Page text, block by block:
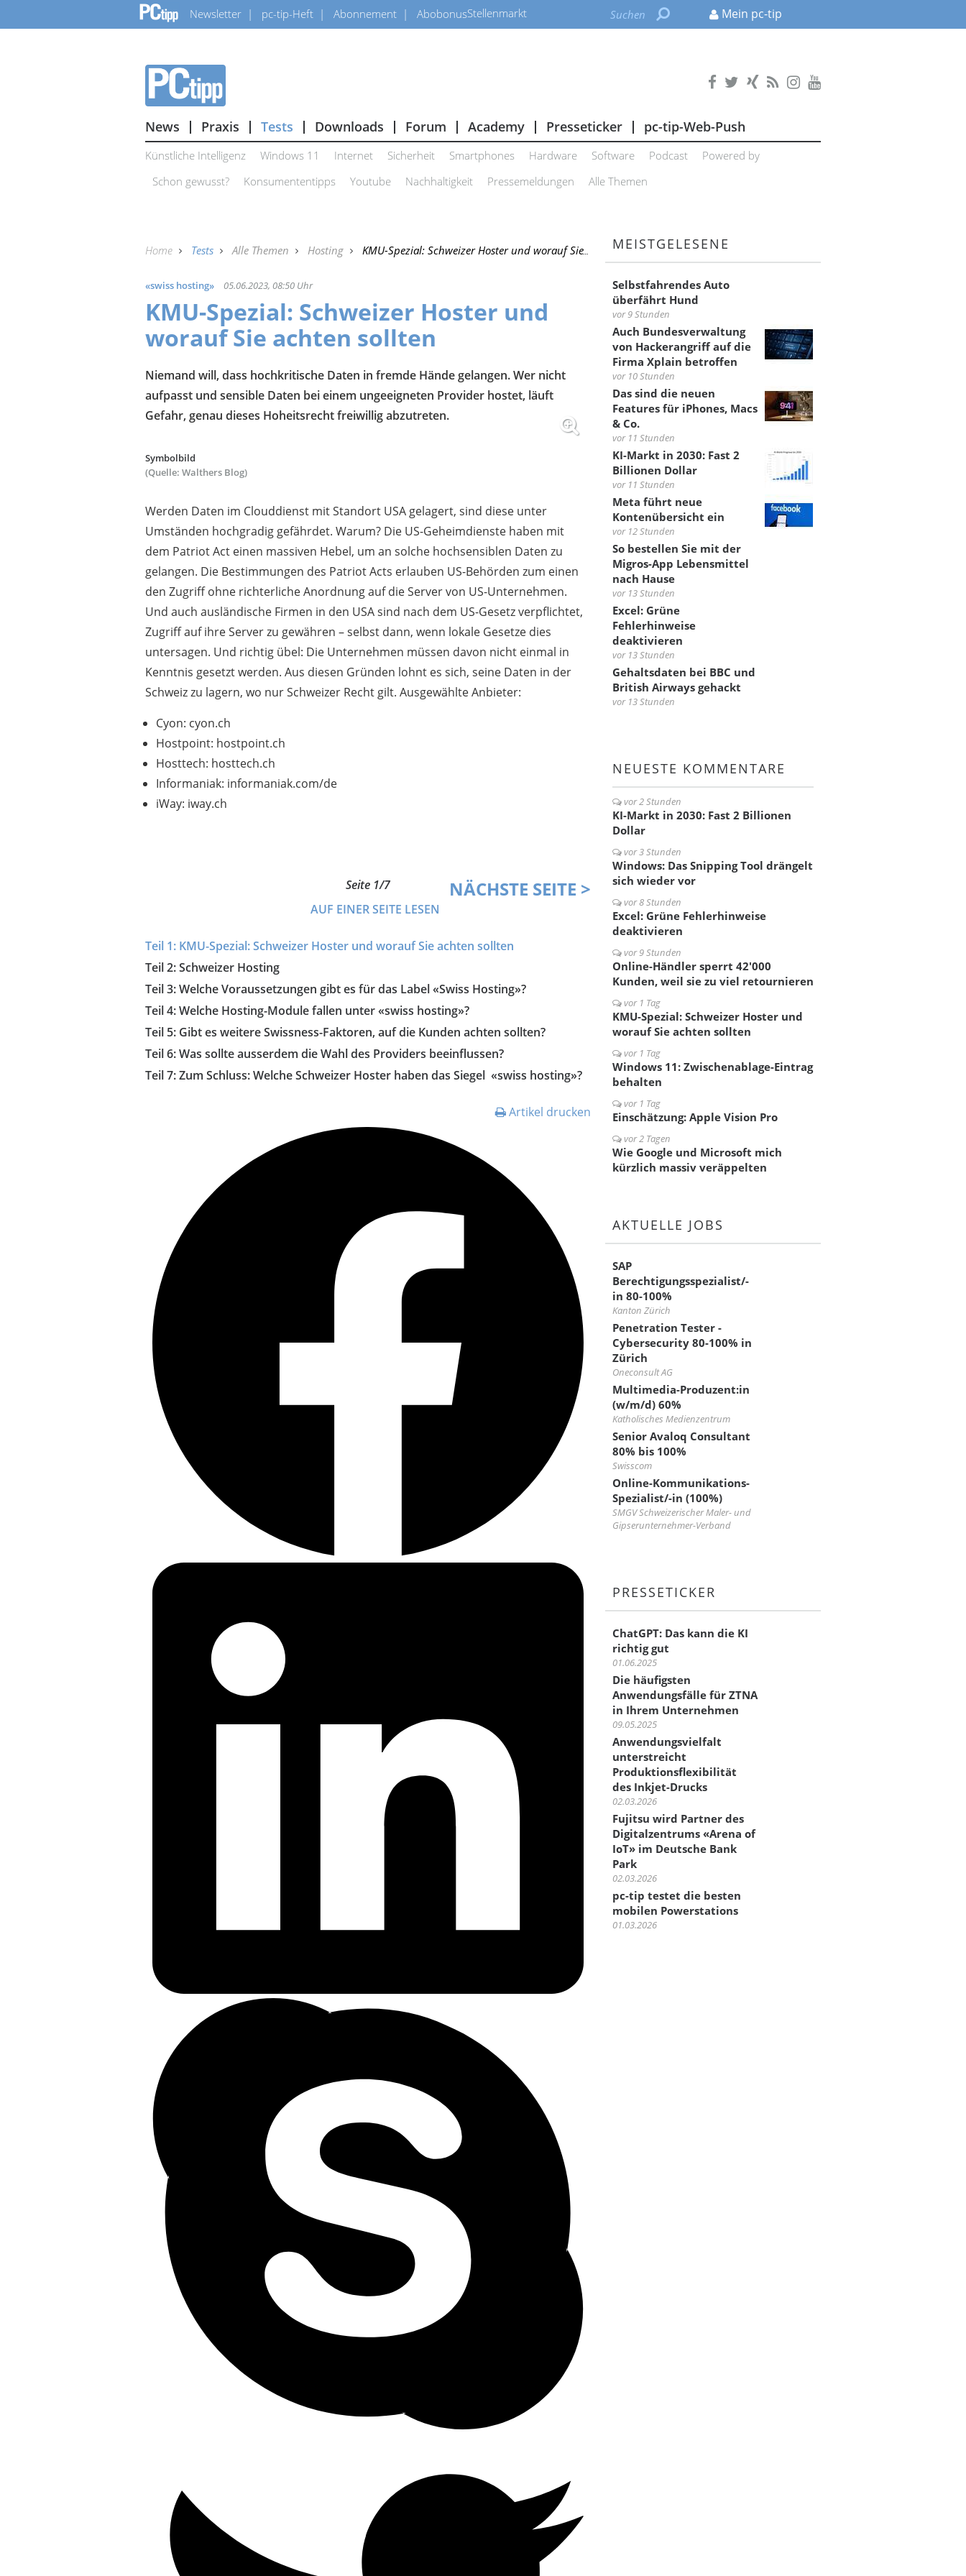
Newsletter pc-tip-Heft Abonnement AbobonusStellenmarkt Mein pc-tip
News Praxis Tests Downloads Forum Academy Presseticker pc-tip-Web-Push
Künstliche Intelligenz Windows 11 Internet Sicherheit Smartphones Hardware Software Podcast
Powered by
Schon gewusst?
Konsumententipps Youtube Nachhaltigkeit Pressemeldungen Alle Themen
Home Tests Alle Themen Hosting KMU-Spezial: Schweizer Hoster und worauf Sie achten sollten
«swiss hosting» 05.06.2023, 08:50 Uhr
KMU-Spezial: Schweizer Hoster und
worauf Sie achten sollten
Niemand will, dass hochkritische Daten in fremde Hände gelangen. Wer nicht
aufpasst und sensible Daten bei einem ungeeigneten Provider hostet, läuft
Gefahr, genau dieses Hoheitsrecht freiwillig abzutreten.
Symbolbild
(Quelle: Walthers Blog)
Werden Daten im Clouddienst mit Standort USA gelagert, sind diese unter
Umständen hochgradig gefährdet. Warum? Die US-Geheimdienste haben mit
dem Patriot Act einen massiven Hebel, um an solche hochsensiblen Daten zu
gelangen. Die Bestimmungen des Patriot Acts erlauben US-Behörden zum einen
den Zugriff ohne richterliche Anordnung auf die Server von US-Unternehmen.
Und auch ausländische Firmen in den USA sind nach dem US-Gesetz verpflichtet,
Zugriff auf ihre Server zu gewähren – selbst dann, wenn lokale Gesetze dies
untersagen. Und richtig übel: Die Unternehmen müssen davon nicht einmal in
Kenntnis gesetzt werden. Aus diesen Gründen lohnt es sich, seine Daten in der
Schweiz zu lagern, wo nur Schweizer Recht gilt. Ausgewählte Anbieter:
Cyon: cyon.ch
Hostpoint: hostpoint.ch
Hosttech: hosttech.ch
Informaniak: informaniak.com/de
iWay: iway.ch
Seite 1/7 NÄCHSTE SEITE >
AUF EINER SEITE LESEN
KMU-Spezial: Schweizer Hoster und worauf Sie achten sollten
Schweizer Hosting
Welche Voraussetzungen gibt es für das Label «Swiss Hosting»?
Welche Hosting-Module fallen unter «swiss hosting»?
Gibt es weitere Swissness-Faktoren, auf die Kunden achten sollten?
Was sollte ausserdem die Wahl des Providers beeinflussen?
Zum Schluss: Welche Schweizer Hoster haben das Siegel «swiss hosting»?
Artikel drucken
MEISTGELESENE
Selbstfahrendes Auto
überfährt Hund
vor 9 Stunden
Auch Bundesverwaltung
von Hackerangriff auf die
Firma Xplain betroffen
vor 10 Stunden
Das sind die neuen
Features für iPhones, Macs
& Co.
vor 11 Stunden
KI-Markt in 2030: Fast 2
Billionen Dollar
vor 11 Stunden
Meta führt neue
Kontenübersicht ein
vor 12 Stunden
So bestellen Sie mit der
Migros-App Lebensmittel
nach Hause
vor 13 Stunden
Excel: Grüne
Fehlerhinweise
deaktivieren
vor 13 Stunden
Gehaltsdaten bei BBC und
British Airways gehackt
vor 13 Stunden
NEUESTE KOMMENTARE
vor 2 Stunden
KI-Markt in 2030: Fast 2 Billionen
Dollar
vor 3 Stunden
Windows: Das Snipping Tool drängelt
sich wieder vor
vor 8 Stunden
Excel: Grüne Fehlerhinweise
deaktivieren
vor 9 Stunden
Online-Händler sperrt 42'000
Kunden, weil sie zu viel retournieren
vor 1 Tag
KMU-Spezial: Schweizer Hoster und
worauf Sie achten sollten
vor 1 Tag
Windows 11: Zwischenablage-Eintrag
behalten
vor 1 Tag
Einschätzung: Apple Vision Pro
vor 2 Tagen
Wie Google und Microsoft mich
kürzlich massiv veräppelten
AKTUELLE JOBS
SAP
Berechtigungsspezialist/-
in 80-100%
Kanton Zürich
Penetration Tester -
Cybersecurity 80-100% in
Zürich
Oneconsult AG
Multimedia-Produzent:in
(w/m/d) 60%
Katholisches Medienzentrum
Senior Avaloq Consultant
80% bis 100%
Swisscom
Online-Kommunikations-
Spezialist/-in (100%)
SMGV Schweizerischer Maler- und
Gipserunternehmer-Verband
PRESSETICKER
ChatGPT: Das kann die KI
richtig gut
01.06.2025
Die häufigsten
Anwendungsfälle für ZTNA
in Ihrem Unternehmen
09.05.2025
Anwendungsvielfalt
unterstreicht
Produktionsflexibilität
des Inkjet-Drucks
02.03.2026
Fujitsu wird Partner des
Digitalzentrums «Arena of
IoT» im Deutsche Bank
Park
02.03.2026
pc-tip testet die besten
mobilen Powerstations
01.03.2026